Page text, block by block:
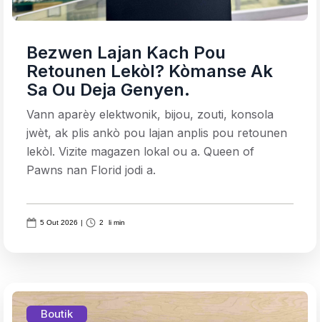
Bezwen Lajan Kach Pou
Retounen Lekòl? Kòmanse Ak
Sa Ou Deja Genyen.
Vann aparèy elektwonik, bijou, zouti, konsola
jwèt, ak plis ankò pou lajan anplis pou retounen
lekòl. Vizite magazen lokal ou a. Queen of
Pawns nan Florid jodi a.
5 Out 2026 2 li min
Boutik